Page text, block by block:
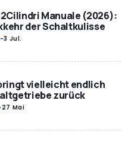
Manuale (2026):
der Schaltkulisse
-3 Jul.
vielleicht endlich
zurück
27 Mai